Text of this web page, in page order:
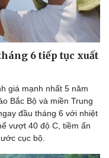
- Xe máy
6 tiếp tục xuất
giá mạnh nhất 5 năm
Bắc Bộ và miền Trung
đầu tháng 6 với nhiệt
vượt 40 độ C, tiềm ẩn
cục bộ.